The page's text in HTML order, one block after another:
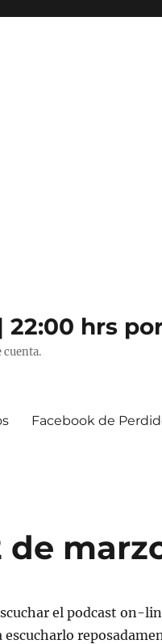
22:00 hrs
cuenta.
Facebook de
de
el podcast on-
escucharlo